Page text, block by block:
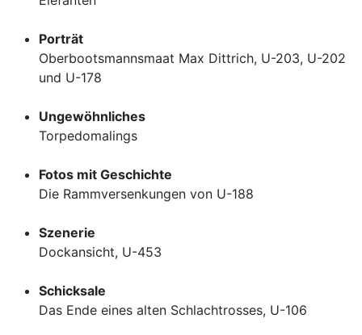
Porträt
Oberbootsmannsmaat Max Dittrich, U-203, U-202
und U-178
Ungewöhnliches
Torpedomalings
Fotos mit Geschichte
Die Rammversenkungen von U-188
Szenerie
Dockansicht, U-453
Schicksale
Das Ende eines alten Schlachtrosses, U-106